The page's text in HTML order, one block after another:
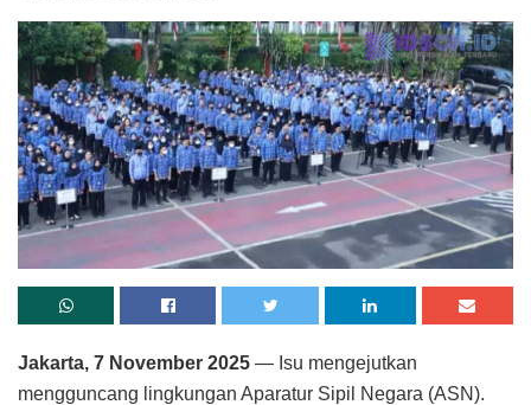
Jakarta, 7 November 2025 — Isu mengejutkan
mengguncang lingkungan Aparatur Sipil Negara (ASN).